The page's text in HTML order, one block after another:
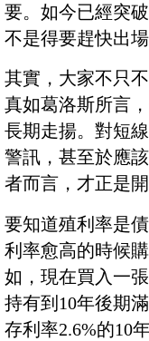
要。如今已經突
不是得要趕快出場
其實，大家不只
真如葛洛斯所言
長期走揚。對短
警訊，甚至於應
者而言，才正是
要知道殖利率是
利率愈高的時候
如，現在買入一
持有到10年後期
存利率2.6%的10